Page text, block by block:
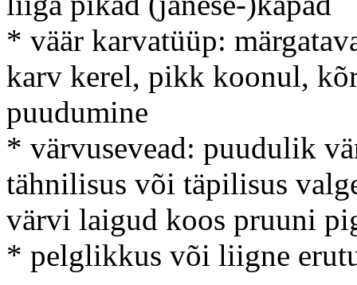
* väär karvatüüp:
karv kerel, pikk koonul,
puudumine
* värvusevead: puudulik
tähnilisus või täpilisus
värvi laigud koos pruuni
* pelglikkus või liigne